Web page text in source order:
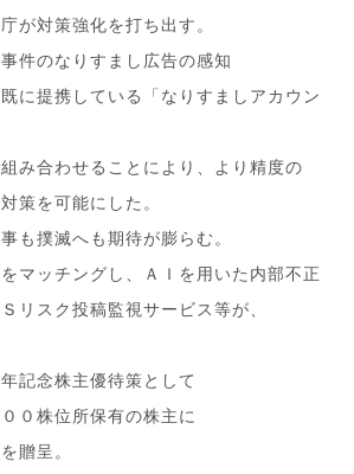
が対策強化を打ち出す。
件のなりすまし広告の感知
に提携している「なりすましアカウン
み合わせることにより、より精度の
策を可能にした。
も撲滅へも期待が膨らむ。
マッチングし、ＡＩを用いた内部不正
リスク投稿監視サービス等が、
記念株主優待策として
０株位所保有の株主に
贈呈。